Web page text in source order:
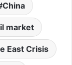
China
market
East Crisis